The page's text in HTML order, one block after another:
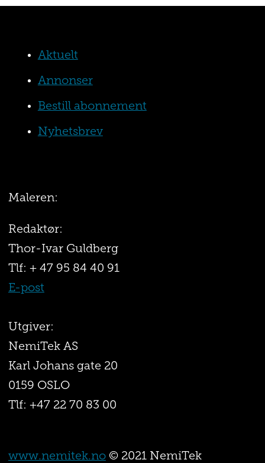
Aktuelt
Annonser
Bestill abonnement
Nyhetsbrev
Maleren:
Redaktør:
Thor-Ivar Guldberg
Tlf: + 47 95 84 40 91
E-post
Utgiver:
NemiTek AS
Karl Johans gate 20
0159 OSLO
Tlf: +47 22 70 83 00
www.nemitek.no© 2021 NemiTek